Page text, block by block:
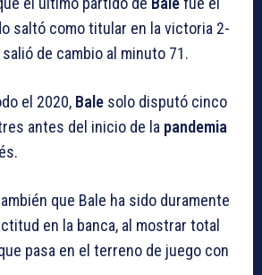
saltó como titular en la victoria 2-
de cambio al minuto 71.
el 2020, Bale solo disputó cinco
antes del inicio de la pandemia
que Bale ha sido duramente
en la banca, al mostrar total
pasa en el terreno de juego con